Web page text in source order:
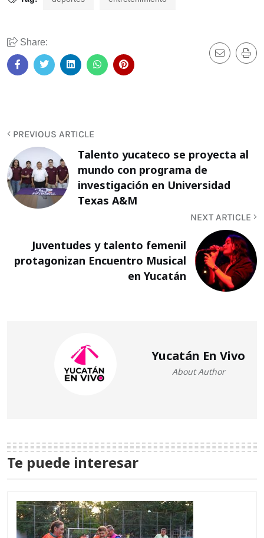
Share:
PREVIOUS ARTICLE
Talento yucateco se proyecta al
mundo con programa de
investigación en Universidad
Texas A&M
NEXT ARTICLE
Juventudes y talento femenil
protagonizan Encuentro Musical
en Yucatán
Yucatán En Vivo
About Author
Te puede interesar